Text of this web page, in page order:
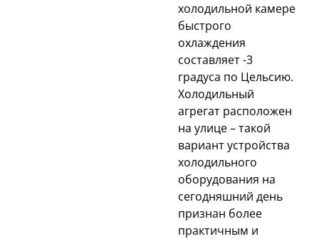
холодильной камере
быстрого
охлаждения
составляет -3
градуса по Цельсию.
Холодильный
агрегат расположен
на улице – такой
вариант устройства
холодильного
оборудования на
сегодняшний день
признан более
практичным и